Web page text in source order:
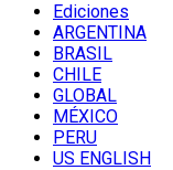
Ediciones
ARGENTINA
BRASIL
CHILE
GLOBAL
MÉXICO
PERU
US ENGLISH